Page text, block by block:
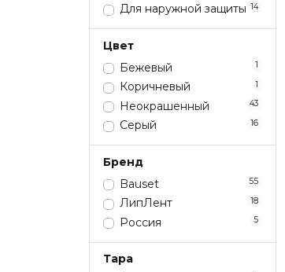
Для наружной защиты 14
Цвет
Бежевый
1
Коричневый 1
Неокрашенный 43
Серый 16
Бренд
Bauset
55
ЛипЛент 18
Россия 5
Тара